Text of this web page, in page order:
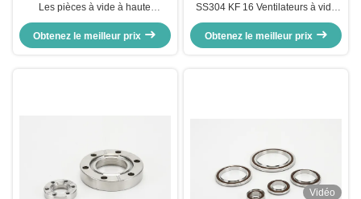
Les pièces à vide à haute
fréquence KF ultra-haute sont
équipées d'une bride non rotative,
d'une bride blanche et d'une bride
Obtenez le meilleur prix
SS304 KF 16 Ventilateurs à vide
élevé raccords en acier
inoxydable flexible
Obtenez le meilleur prix
Vidéo